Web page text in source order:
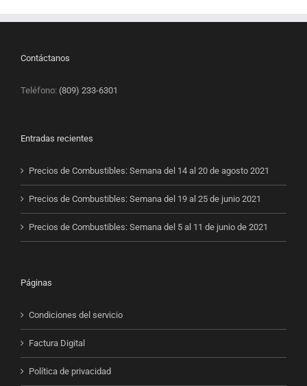
Contáctanos
Teléfono: (809) 233-6301
Entradas recientes
Precios de Combustibles: Semana del 14 al 20 de agosto 2021
Precios de Combustibles: Semana del 19 al 25 de junio 2021
Precios de Combustibles: Semana del 5 al 11 de junio de 2021
Páginas
Condiciones del servicio
Factura Digital
Política de privacidad